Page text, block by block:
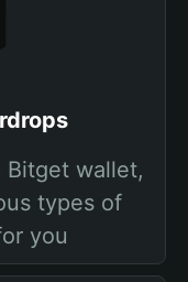
wallet,
types of
you